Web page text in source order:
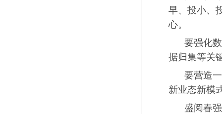
早、投小、
心。
要强化
据归集等关
要营造
新业态新模
盛阅春